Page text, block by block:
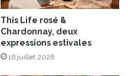
This Life rosé &
Chardonnay, deux
expressions estivales
16 juillet 2026